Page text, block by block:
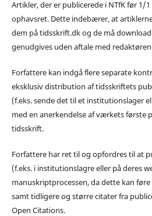
Artikler, der er publicerede i NTfK før 1/
ophavsret. Dette indebærer, at
dem på tidsskrift.dk og de må
genudgives uden aftale med
Forfattere kan indgå flere separate
eksklusiv distribution af tidsskriftets
(f.eks. sende det til et institutionslager
med en anerkendelse af værkets
tidsskrift.
Forfattere har ret til og opfordres til at
(f.eks. i institutionslagre eller på deres
manuskriptprocessen, da dette kan
samt tidligere og større citater fra
Open Citations.